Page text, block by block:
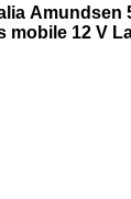
mobile 12 V